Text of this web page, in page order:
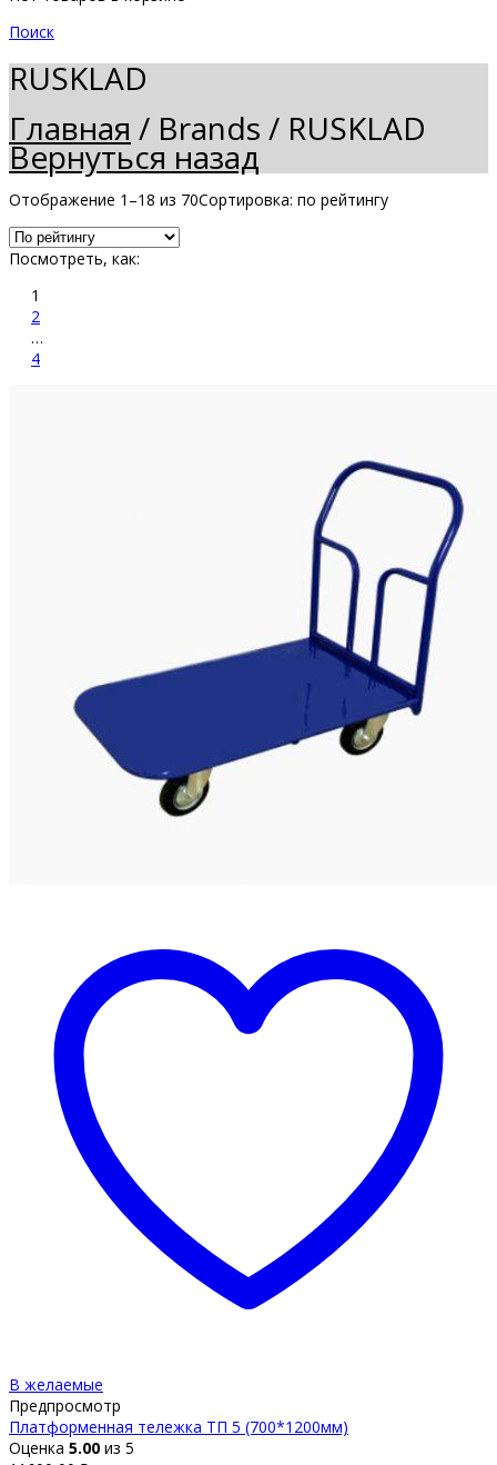
Поиск
RUSKLAD
Главная / Brands / RUSKLAD
Вернуться назад
Отображение 1–18 из 70Сортировка: по рейтингу
Посмотреть, как:
1
2
…
4
В желаемые
Предпросмотр
Платформенная тележка ТП 5 (700*1200мм)
Оценка 5.00 из 5